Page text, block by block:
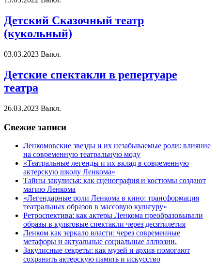
Детский Сказочный театр
(кукольный)
03.03.2023 Выкл.
Детские спектакли в репертуаре
театра
26.03.2023 Выкл.
Свежие записи
Ленкомовские звезды и их незабываемые роли: влияние
на современную театральную моду
«Театральные легенды и их вклад в современную
актерскую школу Ленкома»
Тайны закулисья: как сценография и костюмы создают
магию Ленкома
«Легендарные роли Ленкома в кино: трансформация
театральных образов в массовую культуру»
Ретроспектива: как актеры Ленкома преобразовывали
образы в культовые спектакли через десятилетия
Ленком как зеркало власти: через современные
метафоры и актуальные социальные аллюзии.
Закулисные секреты: как музей и архив помогают
сохранить актерскую память и искусство